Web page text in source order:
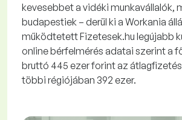
kevesebbet a vidéki munkavállalók,
budapestiek – derül ki a Workania
működtetett Fizetesek.hu legújabb
online bérfelmérés adatai szerint a
bruttó 445 ezer forint az
többi régiójában 392 ezer.